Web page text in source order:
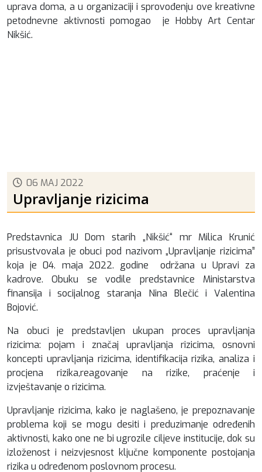
uprava doma, a u organizaciji i sprovođenju ove kreativne
petodnevne aktivnosti pomogao je Hobby Art Centar
Nikšić.
06 MAJ 2022
Upravljanje rizicima
Predstavnica JU Dom starih „Nikšić“ mr Milica Krunić
prisustvovala je obuci pod nazivom „Upravljanje rizicima”
koja je 04. maja 2022. godine održana u Upravi za
kadrove. Obuku se vodile predstavnice Ministarstva
finansija i socijalnog staranja Nina Blečić i Valentina
Bojović.
Na obuci je predstavljen ukupan proces upravljanja
rizicima: pojam i značaj upravljanja rizicima, osnovni
koncepti upravljanja rizicima, identifikacija rizika, analiza i
procjena rizika,reagovanje na rizike, praćenje i
izvještavanje o rizicima.
Upravljanje rizicima, kako je naglašeno, je prepoznavanje
problema koji se mogu desiti i preduzimanje određenih
aktivnosti, kako one ne bi ugrozile ciljeve institucije, dok su
izloženost i neizvjesnost ključne komponente postojanja
rizika u određenom poslovnom procesu.